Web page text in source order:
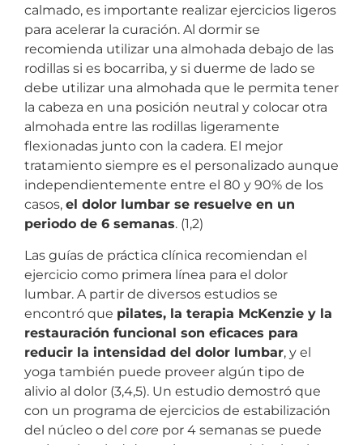
calmado, es importante realizar ejercicios ligeros
para acelerar la curación. Al dormir se
recomienda utilizar una almohada debajo de las
rodillas si es bocarriba, y si duerme de lado se
debe utilizar una almohada que le permita tener
la cabeza en una posición neutral y colocar otra
almohada entre las rodillas ligeramente
flexionadas junto con la cadera. El mejor
tratamiento siempre es el personalizado aunque
independientemente entre el 80 y 90% de los
casos, el dolor lumbar se resuelve en un
periodo de 6 semanas. (1,2)
Las guías de práctica clínica recomiendan el
ejercicio como primera línea para el dolor
lumbar. A partir de diversos estudios se
encontró que pilates, la terapia McKenzie y la
restauración funcional son eficaces para
reducir la intensidad del dolor lumbar, y el
yoga también puede proveer algún tipo de
alivio al dolor (3,4,5). Un estudio demostró que
con un programa de ejercicios de estabilización
del núcleo o del core por 4 semanas se puede